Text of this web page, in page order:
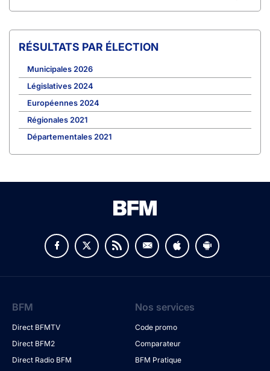
RÉSULTATS PAR ÉLECTION
Municipales 2026
Législatives 2024
Européennes 2024
Régionales 2021
Départementales 2021
BFM
Direct BFMTV
Direct BFM2
Direct Radio BFM
Nos services
Code promo
Comparateur
BFM Pratique